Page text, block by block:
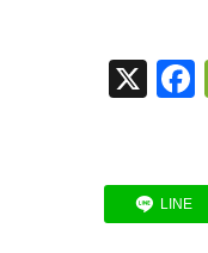
X
LINE